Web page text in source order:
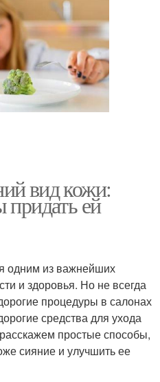
вид кожи:
ей
одним из важнейших
и здоровья. Но не всегда
процедуры в салонах
средства для ухода
простые способы,
сияние и улучшить ее